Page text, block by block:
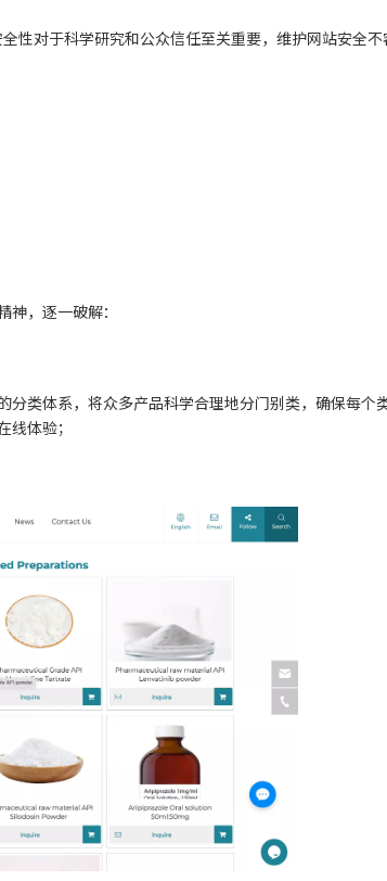
性对于科学研究和公众信任至关重要，维护网站安全不
，逐一破解：
类体系，将众多产品科学合理地分门别类，确保每个
体验；